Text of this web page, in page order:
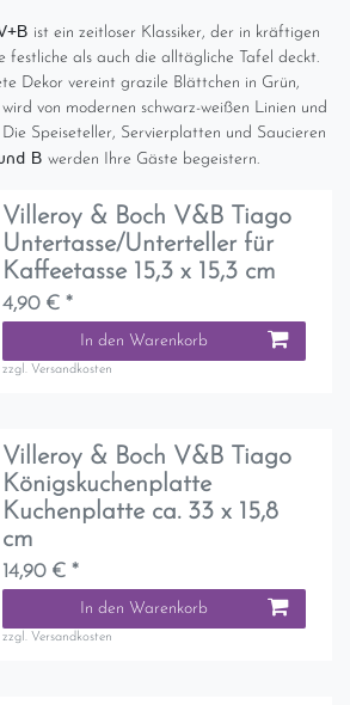
ist ein zeitloser Klassiker, der in kräftigen
festliche als auch die alltägliche Tafel deckt.
Dekor vereint grazile Blättchen in Grün,
von modernen schwarz-weißen Linien und
Speiseteller, Servierplatten und Saucieren
B werden Ihre Gäste begeistern.
Villeroy & Boch V&B Tiago
Untertasse/Unterteller für
Kaffeetasse 15,3 x 15,3 cm
4,90 € *
In den Warenkorb
zzgl. Versandkosten
Villeroy & Boch V&B Tiago
Königskuchenplatte
Kuchenplatte ca. 33 x 15,8
cm
14,90 € *
In den Warenkorb
zzgl. Versandkosten